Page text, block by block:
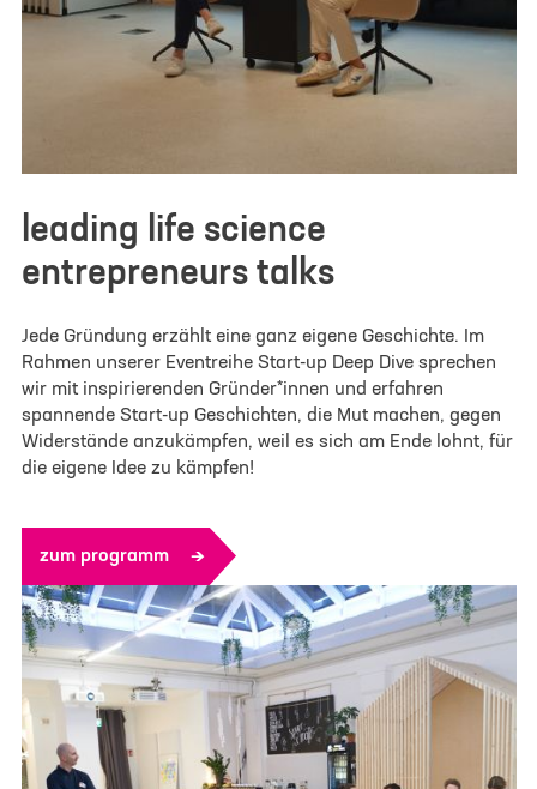
leading life science
entrepreneurs talks
Jede Gründung erzählt eine ganz eigene Geschichte. Im
Rahmen unserer Eventreihe Start-up Deep Dive sprechen
wir mit inspirierenden Gründer*innen und erfahren
spannende Start-up Geschichten, die Mut machen, gegen
Widerstände anzukämpfen, weil es sich am Ende lohnt, für
die eigene Idee zu kämpfen!
zum programm